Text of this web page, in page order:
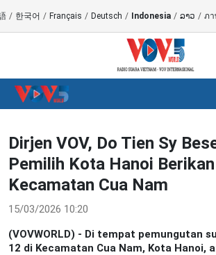
/ 한국어 / Français / Deutsch / Indonesia / ລາວ / ภา
Dirjen VOV, Do Tien Sy
Pemilih Kota Hanoi
Kecamatan Cua Nam
15/03/2026 10:20
(VOVWORLD) - Di tempat pemungutan
12 di Kecamatan Cua Nam, Kota Hanoi,